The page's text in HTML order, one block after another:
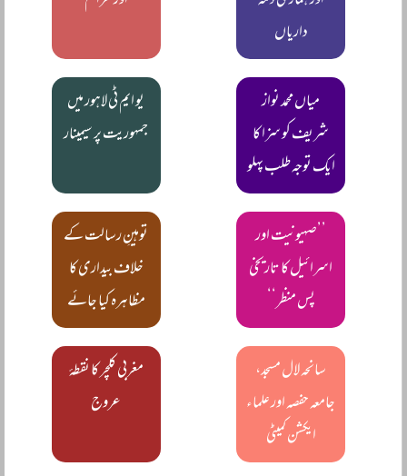
داریاں
میاں محمد نواز
شریف کو سزا کا
ایک توجہ طلب پہلو
یو ایم ٹی لاہور میں
جمہوریت پر سیمینار
’’صہیونیت اور
اسرائیل کا تاریخی
پس منظر‘‘
توہینِ رسالت کے
خلاف بیداری کا
مظاہرہ کیا جائے
سانحہ لال مسجد،
جامعہ حفصہ اور علماء
ایکشن کمیٹی
مغربی کلچر کا نقطۂ
عروج